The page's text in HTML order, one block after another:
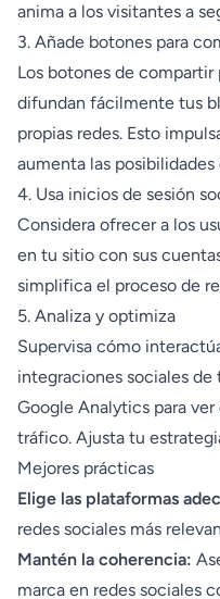
anima a los visitantes a
3. Añade botones para
Los botones de
difundan fácilmente tus
propias redes. Esto
aumenta las
4. Usa inicios de sesión
Considera ofrecer a los
en tu sitio con sus
simplifica el proceso de
5. Analiza y optimiza
Supervisa cómo
integraciones sociales
Google Analytics para
tráfico. Ajusta tu
Mejores prácticas
Elige las plataformas
redes sociales más
Mantén la coherencia:
marca en redes sociales